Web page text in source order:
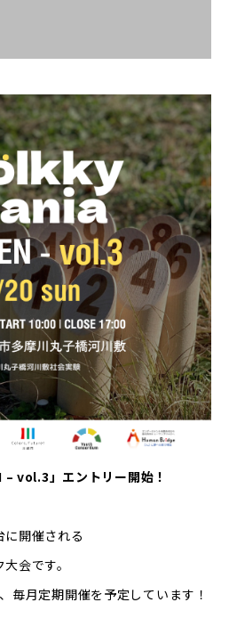
vol.3」エントリー開始！
開催される
会です。
毎月定期開催を予定しています！